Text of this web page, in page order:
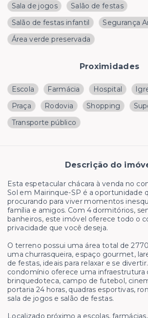
Sala de jogos
Salão de festas
Salão de festas infantil
Segurança
Área verde preservada
Proximidades
Escola Farmácia Hospital
Praça
Rodovia Shopping
Transporte público
Descrição do
Esta espetacular chácara à venda no
Sol em Mairinque-SP é a oportunidade
procurando para viver momentos
família e amigos. Com 4 dormitórios,
banheiros, este imóvel oferece todo o
privacidade que você deseja.
O terreno possui uma área total de
uma churrasqueira, espaço gourmet,
de festas, ideais para relaxar e se
condomínio oferece uma
brinquedoteca, campo de futebol,
portaria 24 horas, quadras esportivas,
sala de jogos e salão de festas.
Localizado próximo a escolas,